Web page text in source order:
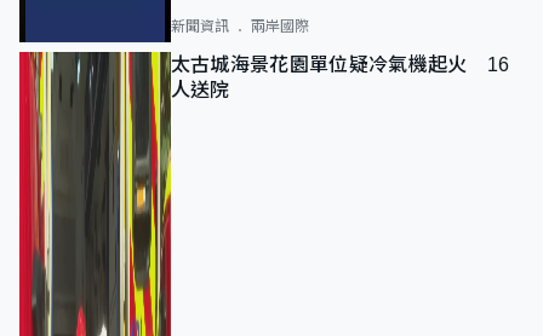
新聞資訊 兩岸國際
太古城海景花園單位疑冷氣機起火 16
人送院